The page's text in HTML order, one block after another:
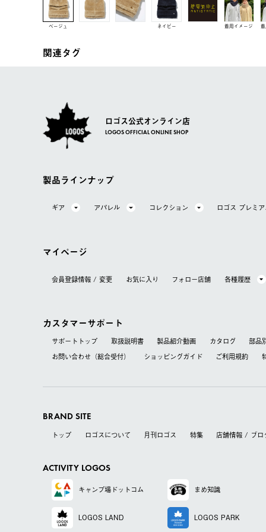
ベージュ ネイビー 着用イメージ
関連タグ
ロゴス公式オンライン店
LOGOS OFFICIAL ONLINE SHOP
製品ラインナップ
ギア アパレル コレクション ロゴス プレミ
マイページ
会員登録情報 / 変更 お気に⼊り フォロー店舗 各種履歴
カスタマーサポート
サポートトップ 取扱説明書 製品紹介動画 カタログ
部品
お問い合わせ（総合受付）
ショッピングガイド ご利用規約
BRAND SITE
トップ ロゴスについて 月刊ロゴス 特集 店舗情報 / ブロ
ACTIVITY LOGOS
キャンプ場ドットコム まめ知識
LOGOS LAND LOGOS PARK